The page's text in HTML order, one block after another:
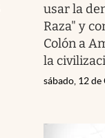
usar la
Raza" y
Colón a
la
sábado, 12